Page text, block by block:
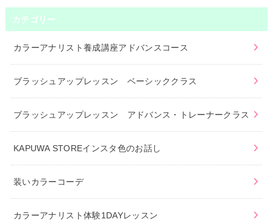
カテゴリー
カラーアナリスト養成講座アドバンスコース
ブラッシュアップレッスン ベーシッククラス
ブラッシュアップレッスン アドバンス・トレーナークラス
KAPUWA STOREインスタ色のお話し
装いカラーコーデ
カラーアナリスト体験1DAYレッスン